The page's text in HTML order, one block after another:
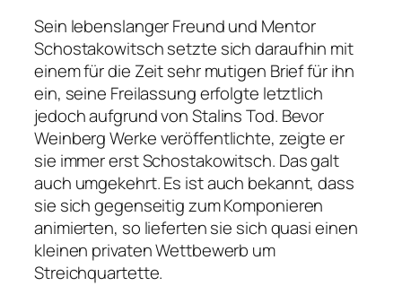
Sein lebenslanger Freund und Mentor
Schostakowitsch setzte sich daraufhin mit
einem für die Zeit sehr mutigen Brief für ihn
ein, seine Freilassung erfolgte letztlich
jedoch aufgrund von Stalins Tod. Bevor
Weinberg Werke veröffentlichte, zeigte er
sie immer erst Schostakowitsch. Das galt
auch umgekehrt. Es ist auch bekannt, dass
sie sich gegenseitig zum Komponieren
animierten, so lieferten sie sich quasi einen
kleinen privaten Wettbewerb um
Streichquartette.